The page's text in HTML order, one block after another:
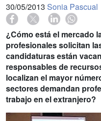
30/05/2013 Sonia Pascual
¿Cómo está el mercado
profesionales solicitan
candidaturas están
responsables de
localizan el mayor
sectores demandan
trabajo en el extranjero?